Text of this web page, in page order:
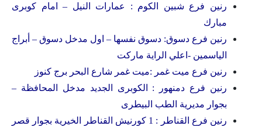
رنين فرع شبين الكوم : عمارات النيل – امام كوبرى
مبارك
رنين فرع دسوق: دسوق نفسها – اول مدخل دسوق – أبراج
الياسمين -اعلي الراية ماركت
رنين فرع ميت غمر :ميت غمر شارع البحر برج كنوز
رنين فرع دمنهور : الكوبرى الجديد مدخل المحافظة –
بجوار مديرية الطب البيطرى
رنين فرع القناطر : 1 كورنيش القناطر الخيرية بجوار قصر